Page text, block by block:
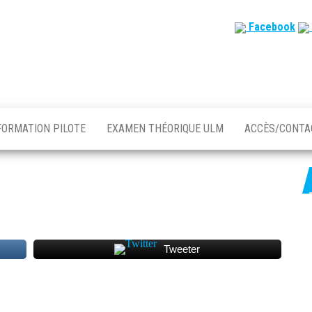
Facebook
PILOTE EXAMEN THÉORIQUE ULM ACCÈS/
Tweeter